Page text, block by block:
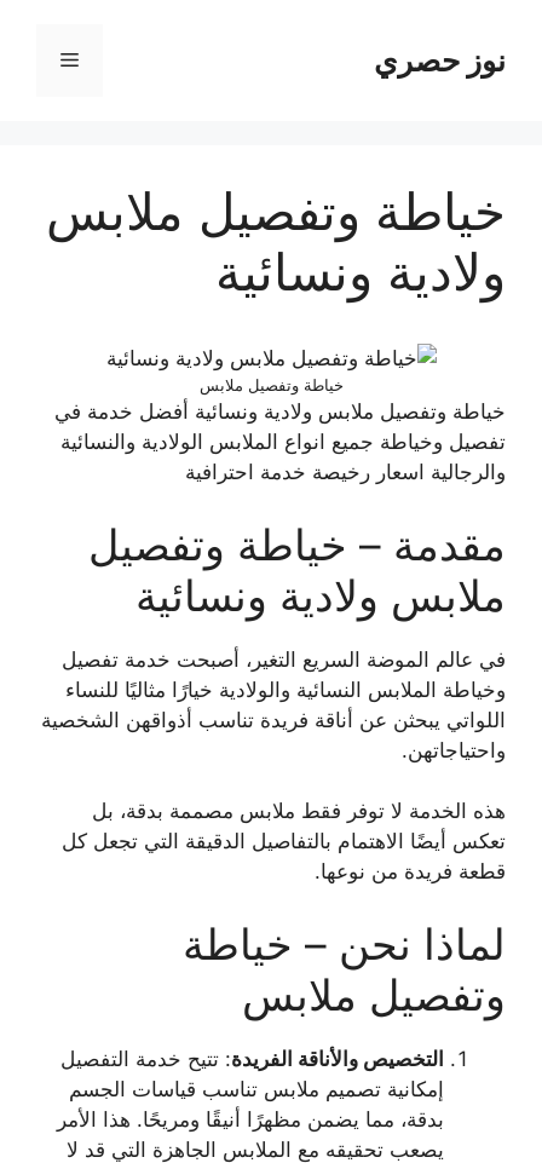
المحتوىنوز حصري القائمة
خياطة وتفصيل ملابس
ولادية ونسائية
خياطة وتفصيل ملابس
خياطة وتفصيل ملابس ولادية ونسائية أفضل خدمة في
تفصيل وخياطة جميع انواع الملابس الولادية والنسائية
والرجالية اسعار رخيصة خدمة احترافية
مقدمة – خياطة وتفصيل
ملابس ولادية ونسائية
في عالم الموضة السريع التغير، أصبحت خدمة تفصيل
وخياطة الملابس النسائية والولادية خيارًا مثاليًا للنساء
اللواتي يبحثن عن أناقة فريدة تناسب أذواقهن الشخصية
واحتياجاتهن.
هذه الخدمة لا توفر فقط ملابس مصممة بدقة، بل
تعكس أيضًا الاهتمام بالتفاصيل الدقيقة التي تجعل كل
قطعة فريدة من نوعها.
لماذا نحن – خياطة
وتفصيل ملابس
التخصيص والأناقة الفريدة: تتيح خدمة التفصيل
إمكانية تصميم ملابس تناسب قياسات الجسم
بدقة، مما يضمن مظهرًا أنيقًا ومريحًا. هذا الأمر
يصعب تحقيقه مع الملابس الجاهزة التي قد لا